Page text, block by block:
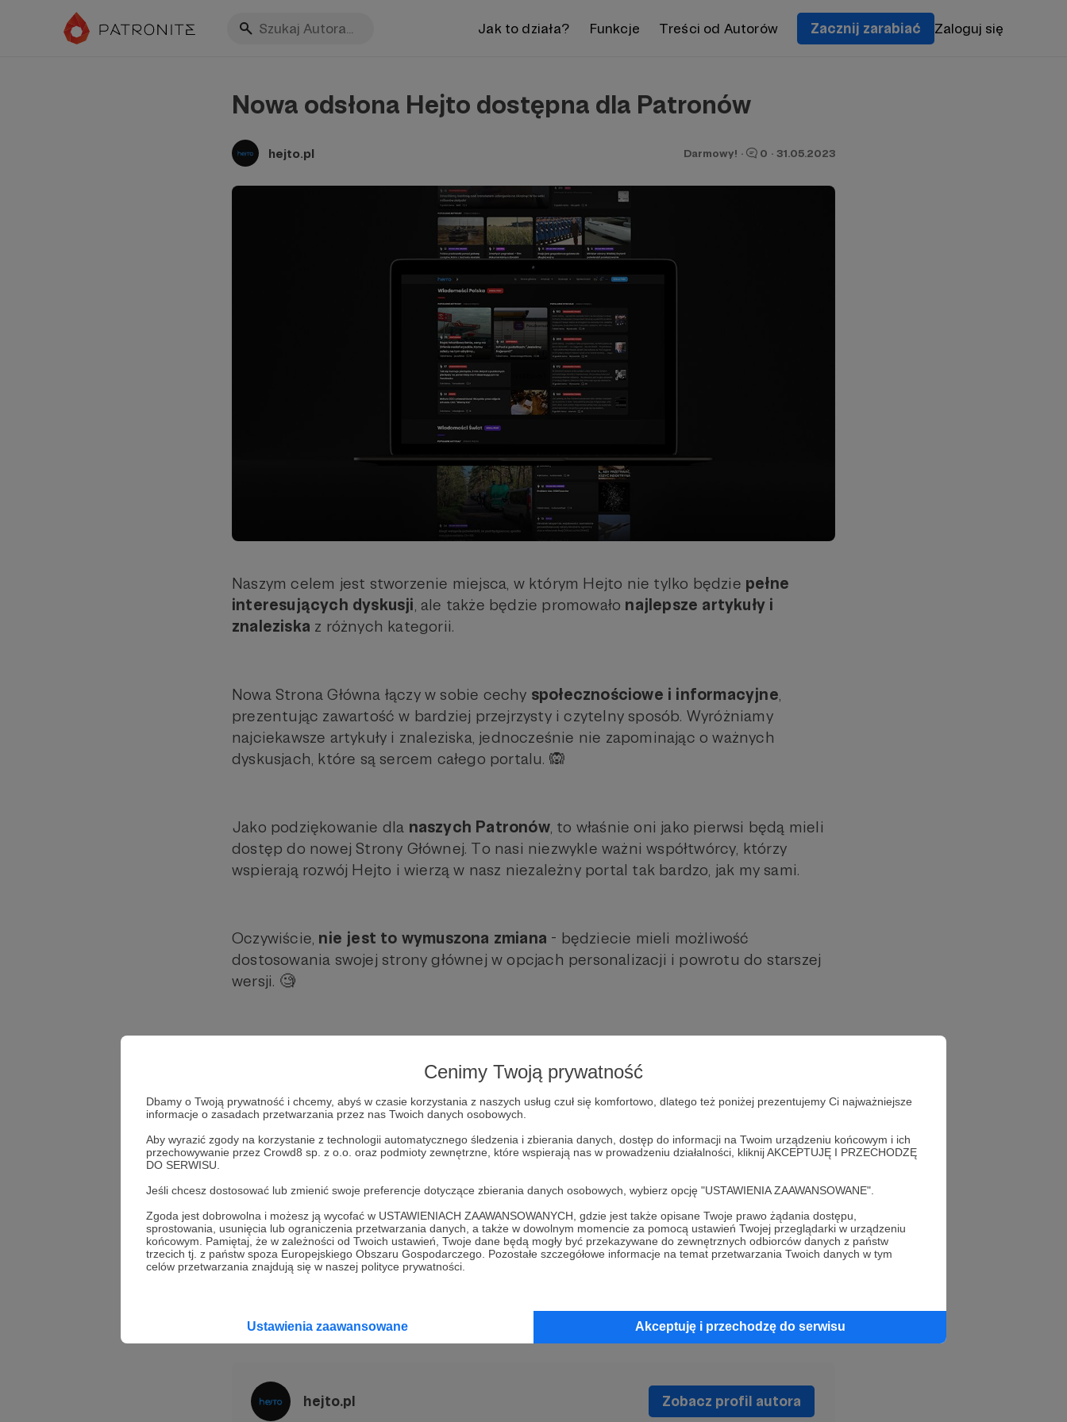
Cenimy Twoją prywatność
Dbamy o Twoją prywatność i chcemy, abyś w czasie korzystania z naszych usług czuł się komfortowo, dlatego też poniżej prezentujemy Ci najważniejsze
informacje o zasadach przetwarzania przez nas Twoich danych osobowych.
Aby wyrazić zgody na korzystanie z technologii automatycznego śledzenia i zbierania danych, dostęp do informacji na Twoim urządzeniu końcowym i ich
przechowywanie przez Crowd8 sp. z o.o. oraz podmioty zewnętrzne, które wspierają nas w prowadzeniu działalności, kliknij AKCEPTUJĘ I PRZECHODZĘ
DO SERWISU.
Jeśli chcesz dostosować lub zmienić swoje preferencje dotyczące zbierania danych osobowych, wybierz opcję "USTAWIENIA ZAAWANSOWANE".
Zgoda jest dobrowolna i możesz ją wycofać w USTAWIENIACH ZAAWANSOWANYCH, gdzie jest także opisane Twoje prawo żądania dostępu,
sprostowania, usunięcia lub ograniczenia przetwarzania danych, a także w dowolnym momencie za pomocą ustawień Twojej przeglądarki w urządzeniu
końcowym. Pamiętaj, że w zależności od Twoich ustawień, Twoje dane będą mogły być przekazywane do zewnętrznych odbiorców danych z państw
trzecich tj. z państw spoza Europejskiego Obszaru Gospodarczego. Pozostałe szczegółowe informacje na temat przetwarzania Twoich danych w tym
celów przetwarzania znajdują się w naszej polityce prywatności.
Ustawienia zaawansowane Akceptuję i przechodzę do serwisu
Jak to działa? Funkcje Treści od Autorów Zacznij zarabiać Zaloguj się
Nowa odsłona Hejto dostępna dla Patronów
hejto.pl Darmowy! · 0 · 31.05.2023
Naszym celem jest stworzenie miejsca, w którym Hejto nie tylko będzie pełne
interesujących dyskusji, ale także będzie promowało najlepsze artykuły i
znaleziska z różnych kategorii.
Nowa Strona Główna łączy w sobie cechy społecznościowe i informacyjne,
prezentując zawartość w bardziej przejrzysty i czytelny sposób. Wyróżniamy
najciekawsze artykuły i znaleziska, jednocześnie nie zapominając o ważnych
dyskusjach, które są sercem całego portalu. 🙉
Jako podziękowanie dla naszych Patronów, to właśnie oni jako pierwsi będą mieli
dostęp do nowej Strony Głównej. To nasi niezwykle ważni współtwórcy, którzy
wspierają rozwój Hejto i wierzą w nasz niezależny portal tak bardzo, jak my sami.
Oczywiście, nie jest to wymuszona zmiana - będziecie mieli możliwość
dostosowania swojej strony głównej w opcjach personalizacji i powrotu do starszej
wersji. 🧐
jedynie forma prezentacji treści na stronie głównej, co umożliwi najlepszym
treściom z każdej kategorii dotarcie do swoich odbiorców, nie znikając wśród
innych wpisów. 👌
Jeśli nowa strona główna
zostanie dobrze przyjęta przez Was, w przyszłości
będziemy chcieli wprowadzić możliwość
całkowitej jej personalizacji.
mogli wybrać, jakie kategorie oraz społeczności chcecie wyświetlać na swojej
własnej stronie głównej, dostosowując ją do Waszych zainteresowań. 🙃
Udostępnij
hejto.pl Zobacz profil autora